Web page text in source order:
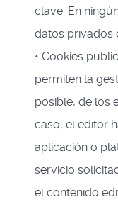
clave. En
datos privados
• Cookies
permiten la
posible, de los
caso, el editor
aplicación o
servicio
el contenido